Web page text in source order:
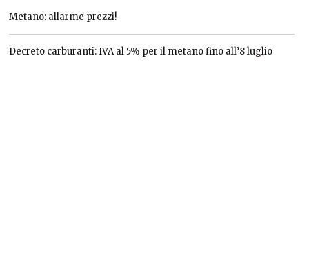
Metano: allarme prezzi!
Decreto carburanti: IVA al 5% per il metano fino all’8 luglio